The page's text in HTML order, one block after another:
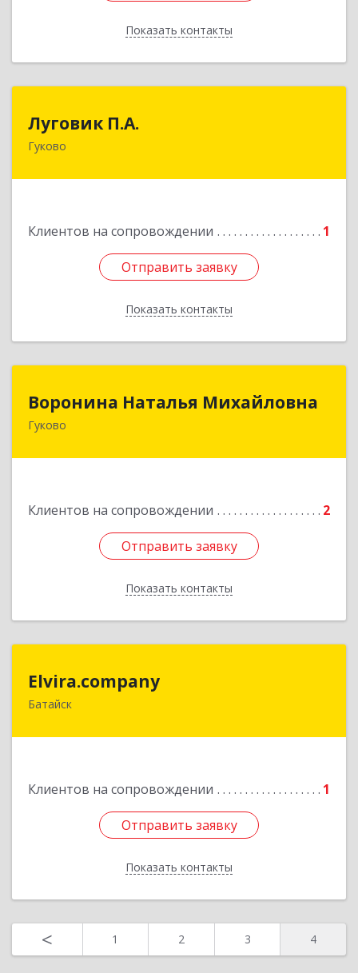
Показать контакты
Назад
Луговик П.А.
Гуково
Клиентов на сопровождении 1
Отправить заявку
Показать контакты
Отправить заявку
Назад
Воронина Наталья Михайловна
Гуково
Клиентов на сопровождении 2
Отправить заявку
Показать контакты
Воронина Наталья Михайловна
Отправить заявку
Назад
Elvira.company
Батайск
Клиентов на сопровождении 1
Отправить заявку
Показать контакты
Отправить заявку
Назад
< 1 2 3 4